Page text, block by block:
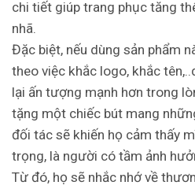
chi tiết giúp trang phục tăng
nhã.
Đặc biệt, nếu dùng sản phẩm
theo việc khắc logo, khắc
lại ấn tượng mạnh hơn trong
tặng một chiếc bút mang
đối tác sẽ khiến họ cảm thấy
trọng, là người có tầm ảnh
Từ đó, họ sẽ nhắc nhớ về